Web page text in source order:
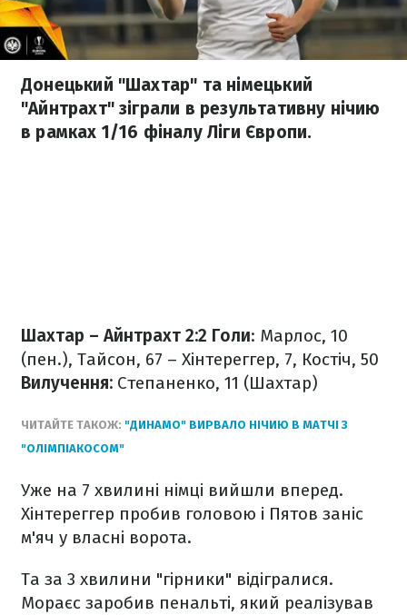
Донецький "Шахтар" та німецький
"Айнтрахт" зіграли в результативну нічию
в рамках 1/16 фіналу Ліги Європи.
Шахтар – Айнтрахт 2:2 Голи: Марлос, 10
(пен.), Тайсон, 67 – Хінтереггер, 7, Костіч, 50
Вилучення: Степаненко, 11 (Шахтар)
ЧИТАЙТЕ ТАКОЖ: "ДИНАМО" ВИРВАЛО НІЧИЮ В МАТЧІ З
"ОЛІМПІАКОСОМ"
Уже на 7 хвилині німці вийшли вперед.
Хінтереггер пробив головою і Пятов заніс
м'яч у власні ворота.
Та за 3 хвилини "гірники" відігралися.
Мораєс заробив пенальті, який реалізував